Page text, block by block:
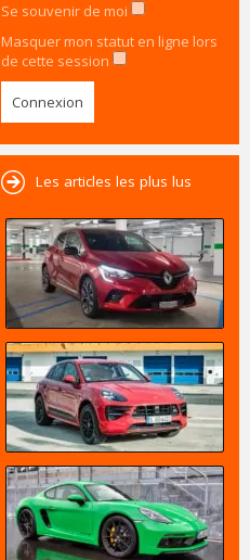
Se souvenir de moi
Masquer mon statut en ligne lors
de cette session
Les articles les plus lus